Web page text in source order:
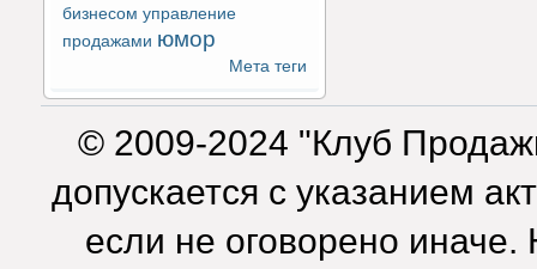
бизнесом управление
продажами юмор
Мета теги
© 2009-2024 "Клуб
допускается с указанием
если не оговорено